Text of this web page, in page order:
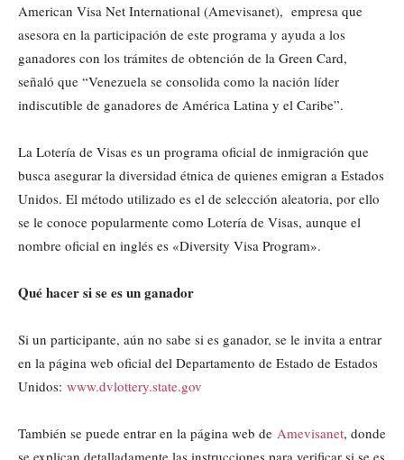
American Visa Net International (Amevisanet), empresa que
asesora en la participación de este programa y ayuda a los
ganadores con los trámites de obtención de la Green Card,
señaló que “Venezuela se consolida como la nación líder
indiscutible de ganadores de América Latina y el Caribe”.
La Lotería de Visas es un programa oficial de inmigración que
busca asegurar la diversidad étnica de quienes emigran a Estados
Unidos. El método utilizado es el de selección aleatoria, por ello
se le conoce popularmente como Lotería de Visas, aunque el
nombre oficial en inglés es «Diversity Visa Program».
Qué hacer si se es un ganador
Si un participante, aún no sabe si es ganador, se le invita a entrar
en la página web oficial del Departamento de Estado de Estados
Unidos: www.dvlottery.state.gov
También se puede entrar en la página web de Amevisanet, donde
se explican detalladamente las instrucciones para verificar si se es